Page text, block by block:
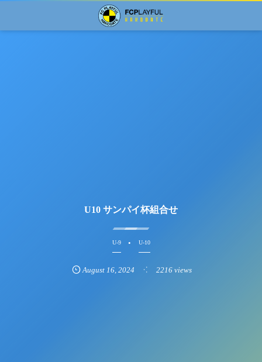
U10 サンパイ杯組合せ
U-9 U-10
August 16,2024 2216 views